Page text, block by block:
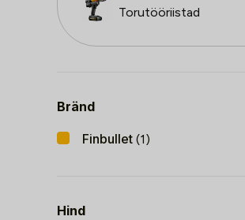
Torutööriistad
Bränd
Finbullet (1)
Hind